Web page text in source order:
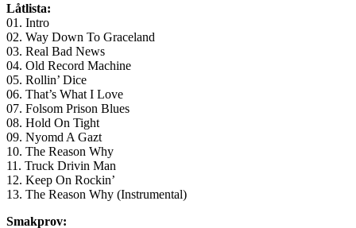
Låtlista:
01. Intro
02. Way Down To Graceland
03. Real Bad News
04. Old Record Machine
05. Rollin’ Dice
06. That’s What I Love
07. Folsom Prison Blues
08. Hold On Tight
09. Nyomd A Gazt
10. The Reason Why
11. Truck Drivin Man
12. Keep On Rockin’
13. The Reason Why (Instrumental)
Smakprov: